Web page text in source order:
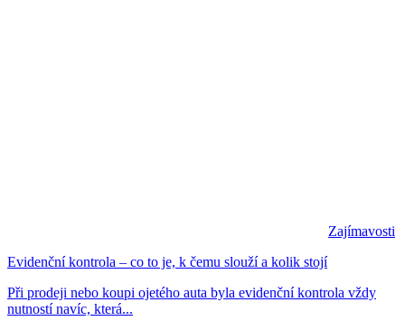
Zajímavosti
Evidenční kontrola – co to je, k čemu slouží a kolik stojí
Při prodeji nebo koupi ojetého auta byla evidenční kontrola vždy
nutností navíc, která...